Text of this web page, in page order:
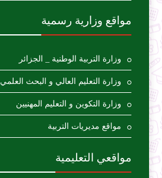
مواقع وزارية رسمية
وزارة التربية الوطنية _ الجزائر
وزارة التعليم العالي و البحث العلمي
وزارة التكوين و التعليم المهنيين
مواقع مديريات التربية
مواقعي التعليمية